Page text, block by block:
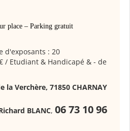
place – Parking gratuit
d'exposants : 20
/ Etudiant & Handicapé & - de
la Verchère, 71850 CHARNAY
BLANC, 06 73 10 96